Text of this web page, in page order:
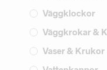
Väggklockor
Väggkrokar &
Vaser & Krukor